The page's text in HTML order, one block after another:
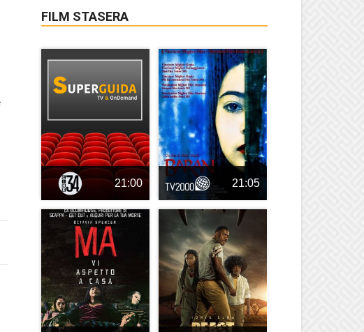
FILM STASERA
21:00 21:05